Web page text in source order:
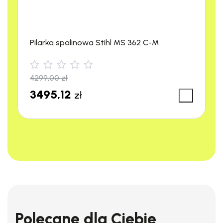
temperatury 98°C, w połączeniu ze środkiem czyszczącym
Pilarka spalinowa Stihl MS 362 C-M
4299,00zł
3495,12 zł
Polecane dla Ciebie